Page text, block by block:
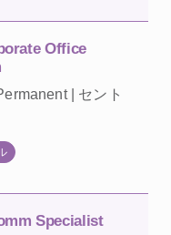
Office
| セント
Specialist